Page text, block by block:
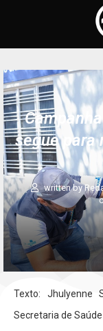
segue para
written by
Texto: Jhulyenne
Secretaria de Saúde